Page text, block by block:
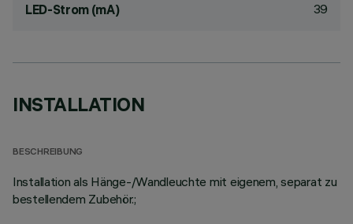
LED-Strom (mA) 39
INSTALLATION
BESCHREIBUNG
Installation als Hänge-/Wandleuchte mit eigenem, separat zu
bestellendem Zubehör.;